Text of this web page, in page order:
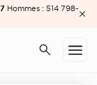
Hommes : 514 798-